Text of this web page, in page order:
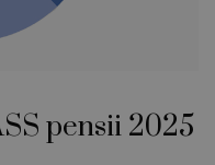
pensii 2025